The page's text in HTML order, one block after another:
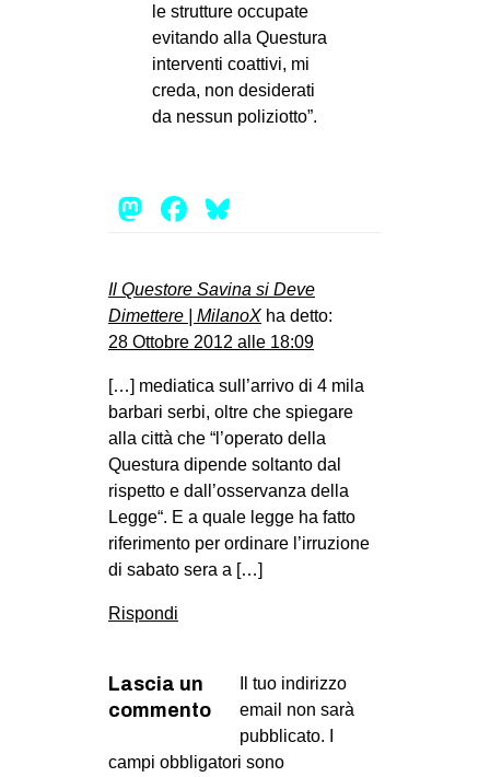
le strutture occupate
evitando alla Questura
interventi coattivi, mi
creda, non desiderati
da nessun poliziotto”.
Mastodon
Facebook
Il Questore Savina si Deve
Dimettere | MilanoX ha detto:
28 Ottobre 2012 alle 18:09
[…] mediatica sull’arrivo di 4 mila
barbari serbi, oltre che spiegare
alla città che “l’operato della
Questura dipende soltanto dal
rispetto e dall’osservanza della
Legge“. E a quale legge ha fatto
riferimento per ordinare l’irruzione
di sabato sera a […]
Rispondi
Lascia un
commento
Il tuo indirizzo
email non sarà
pubblicato.
campi obbligatori sono